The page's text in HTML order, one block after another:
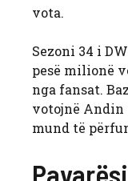
vota.
Sezoni 34 i
pesë milionë
nga fansat.
votojnë Andin
mund të